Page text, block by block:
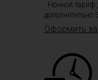
. Ночной тариф
дополнительно
Оформить